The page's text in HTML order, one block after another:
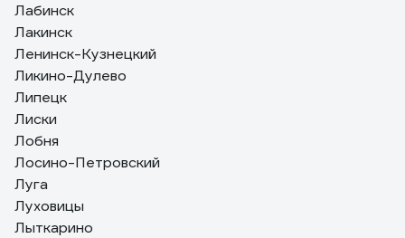
Лабинск
Лакинск
Ленинск-Кузнецкий
Ликино-Дулево
Липецк
Лиски
Лобня
Лосино-Петровский
Луга
Луховицы
Лыткарино